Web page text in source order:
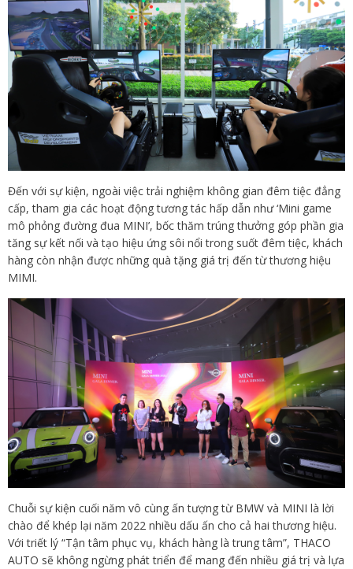
Đến với sự kiện, ngoài việc trải nghiệm không gian đêm tiệc đẳng
cấp, tham gia các hoạt động tương tác hấp dẫn như ‘Mini game
mô phỏng đường đua MINI’, bốc thăm trúng thưởng góp phần gia
tăng sự kết nối và tạo hiệu ứng sôi nổi trong suốt đêm tiệc, khách
hàng còn nhận được những quà tặng giá trị đến từ thương hiệu
MIMI.
Chuỗi sự kiện cuối năm vô cùng ấn tượng từ BMW và MINI là lời
chào để khép lại năm 2022 nhiều dấu ấn cho cả hai thương hiệu.
Với triết lý “Tận tâm phục vụ, khách hàng là trung tâm”, THACO
AUTO sẽ không ngừng phát triển để mang đến nhiều giá trị và lựa